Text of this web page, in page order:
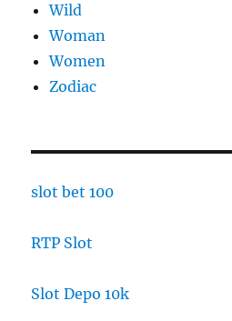
Wild
Woman
Women
Zodiac
slot bet 100
RTP Slot
Slot Depo 10k